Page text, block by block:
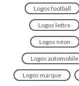
Logos football
Logos lettre
Logos néon
Logos automobile
Logos marque